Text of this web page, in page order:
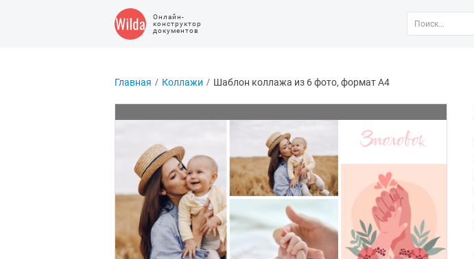
Онлайн-
конструктор
документов
Главная Коллажи Шаблон коллажа из 6 фото, формат А4